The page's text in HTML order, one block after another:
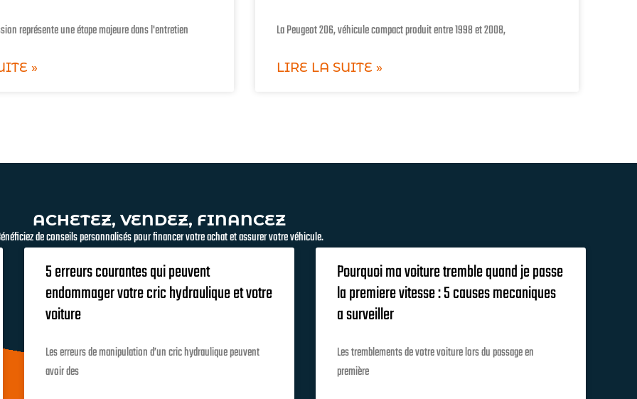
représente une étape majeure dans l'entretien
»
La Peugeot 206, véhicule compact produit entre 1998 et 2008,
LIRE LA SUITE »
ACHETEZ, VENDEZ, FINANCEZ
de conseils personnalisés pour financer votre achat et assurer votre véhicule.
5 erreurs courantes qui peuvent
endommager votre cric hydraulique et votre
voiture
Les erreurs de manipulation d’un cric hydraulique peuvent
avoir des
Pourquoi ma voiture tremble quand je passe
la premiere vitesse : 5 causes mecaniques
a surveiller
Les tremblements de votre voiture lors du passage en
première